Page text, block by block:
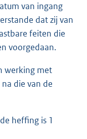
van ingang
dat zij van
feiten die
voorgedaan.
werking met
die van de
heffing is 1